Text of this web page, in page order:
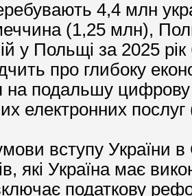
4,4 млн
(1,25 млн),
у Польщі за 2025
про глибоку
на подальшу
електронних
вступу України
які Україна має
податкову